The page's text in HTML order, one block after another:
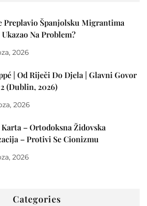
Preplavio Španjolsku Migrantima
Na Problem?
2026
| Od Riječi Do Djela | Glavni Govor
(Dublin, 2026)
2026
– Ortodoksna Židovska
– Protivi Se Cionizmu
2026
Categories